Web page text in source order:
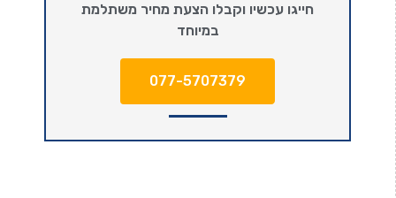
חייגו עכשיו וקבלו הצעת מחיר משתלמת
במיוחד
077-5707379